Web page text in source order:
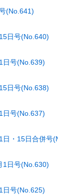
(No.641)
日号(No.640)
号(No.639)
日号(No.638)
号(No.637)
・15日合併号
日号(No.630)
号(No.625)